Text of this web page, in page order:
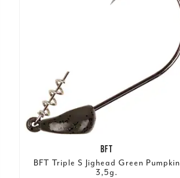
BFT
BFT Triple S Jighead Green Pumpkin
3,5g.